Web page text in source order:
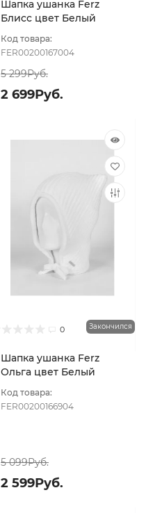
Шапка ушанка Ferz
Блисс цвет Белый
Код товара:
FER00200167004
5 299Руб.
2 699Руб.
0 Закончился
Шапка ушанка Ferz
Ольга цвет Белый
Код товара:
FER00200166904
5 099Руб.
2 599Руб.